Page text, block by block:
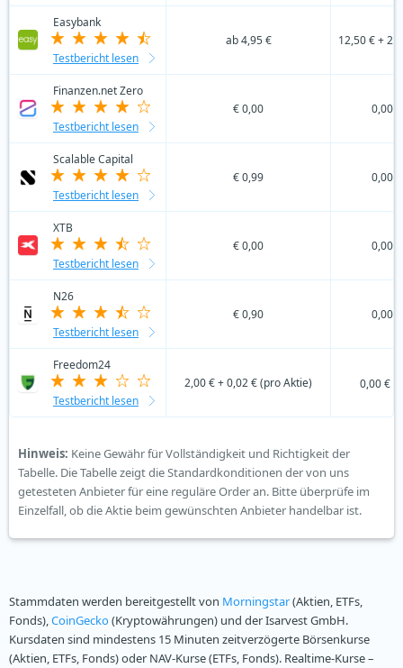
Easybank
Testbericht lesen
ab 4,95 € 12,50 € + 20
Finanzen.net Zero
Testbericht lesen
€ 0,00 0,00 €
Scalable Capital
Testbericht lesen
€ 0,99 0,00 €
XTB
Testbericht lesen
€ 0,00 0,00 €
N26
Testbericht lesen
€ 0,90 0,00 €
Freedom24
Testbericht lesen
2,00 € + 0,02 € (pro Aktie) 0,00 €
Hinweis: Keine Gewähr für Vollständigkeit und Richtigkeit der
Tabelle. Die Tabelle zeigt die Standardkonditionen der von uns
getesteten Anbieter für eine reguläre Order an. Bitte überprüfe im
Einzelfall, ob die Aktie beim gewünschten Anbieter handelbar ist.
Stammdaten werden bereitgestellt von Morningstar(Aktien, ETFs,
Fonds),CoinGecko(Kryptowährungen) und der Isarvest GmbH.
Kursdaten sind mindestens 15 Minuten zeitverzögerte Börsenkurse
(Aktien, ETFs, Fonds) oder NAV-Kurse (ETFs, Fonds). Realtime-Kurse –